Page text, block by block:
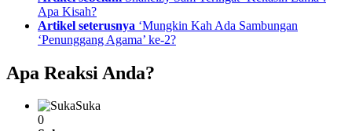
Apa Kisah?
Artikel seterusnya ‘Mungkin Kah Ada Sambungan
‘Penunggang Agama’ ke-2?
Apa Reaksi Anda?
Suka
0